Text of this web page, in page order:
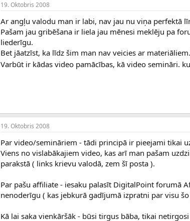
19. Oktobris 2008
Ar angļu valodu man ir labi, nav jau nu viņa perfektā
Pašam jau gribēšana ir liela jau mēnesi meklēju pa
liederīgu.
Bet jāatzīst, ka līdz šim man nav veicies ar
Varbūt ir kādas video pamācības, kā video semināri.
19. Oktobris 2008
Par video/semināriem - tādi principā ir pieejami tikai
Viens no vislabākajiem video, kas arī man pašam
parakstā ( links krievu valodā, zem šī posta ).
Par pašu affiliate - iesaku palasīt DigitalPoint forumā
nenoderīgu ( kas jebkurā gadījumā izpratni par visu
Kā lai saka vienkāršāk - būsi tirgus bāba, tikai